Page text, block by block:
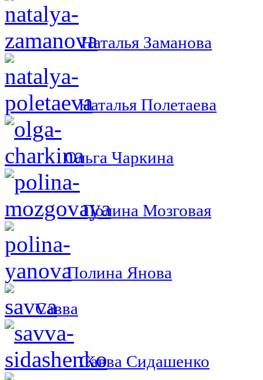
Наталья Заманова
Наталья Полетаева
Ольга Чаркина
Полина Мозговая
Полина Янова
Савва
Савва Сидашенко